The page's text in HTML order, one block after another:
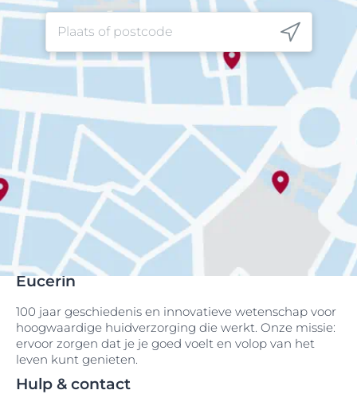
Eucerin
100 jaar geschiedenis en innovatieve wetenschap voor
hoogwaardige huidverzorging die werkt. Onze missie:
ervoor zorgen dat je je goed voelt en volop van het
leven kunt genieten.
Hulp & contact